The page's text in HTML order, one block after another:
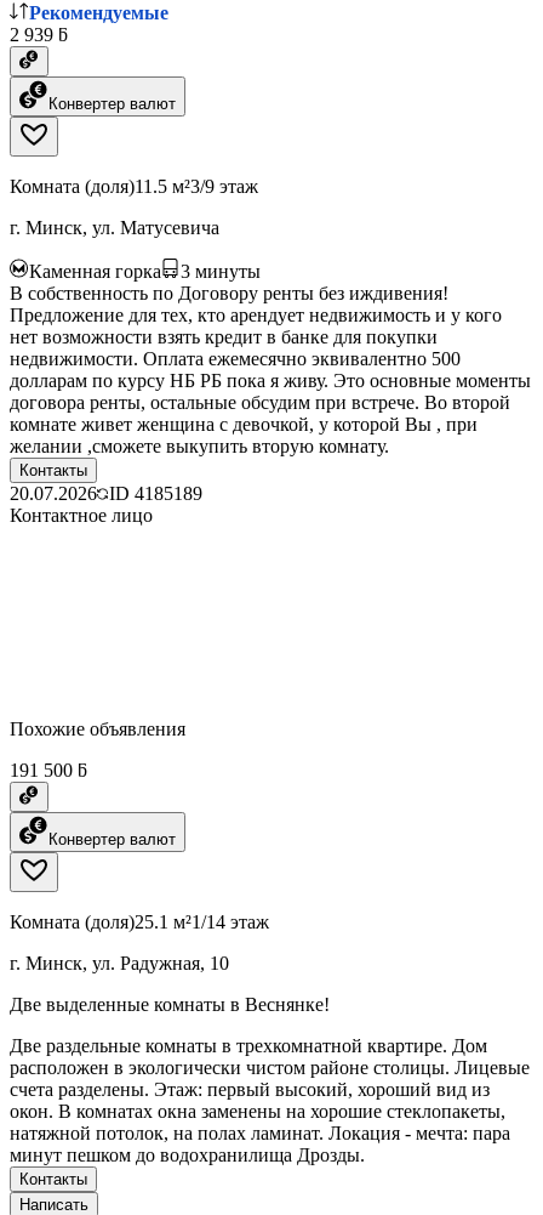
Рекомендуемые
2 939 ƃ
Конвертер валют
Комната (доля)11.5 м²3/9 этаж
г. Минск, ул. Матусевича
Каменная горка 3 минуты
В собственность по Договору ренты без иждивения!
Предложение для тех, кто арендует недвижимость и у кого
нет возможности взять кредит в банке для покупки
недвижимости. Оплата ежемесячно эквивалентно 500
долларам по курсу НБ РБ пока я живу. Это основные моменты
договора ренты, остальные обсудим при встрече. Во второй
комнате живет женщина с девочкой, у которой Вы , при
желании ,сможете выкупить вторую комнату.
Контакты
20.07.2026 ID 4185189
Контактное лицо
Похожие объявления
191 500 ƃ
Конвертер валют
Комната (доля)25.1 м²1/14 этаж
г. Минск, ул. Радужная, 10
Две выделенные комнаты в Веснянке!
Две раздельные комнаты в трехкомнатной квартире. Дом
расположен в экологически чистом районе столицы. Лицевые
счета разделены. Этаж: первый высокий, хороший вид из
окон. В комнатах окна заменены на хорошие стеклопакеты,
натяжной потолок, на полах ламинат. Локация - мечта: пара
минут пешком до водохранилища Дрозды.
Контакты
Написать